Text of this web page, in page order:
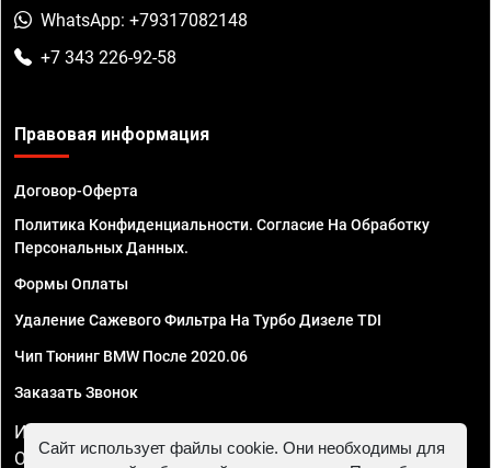
WhatsApp: +79317082148
+7 343 226-92-58
Правовая информация
Договор-Оферта
Политика Конфиденциальности. Согласие На Обработку
Персональных Данных.
Формы Оплаты
Удаление Сажевого Фильтра На Турбо Дизеле TDI
Чип Тюнинг BMW После 2020.06
Заказать Звонок
ИП Смирнов Георгий Павлович. ИНН 781302555843,
ОГРНИП 324470400032610
Сайт использует файлы cookie. Они необходимы для